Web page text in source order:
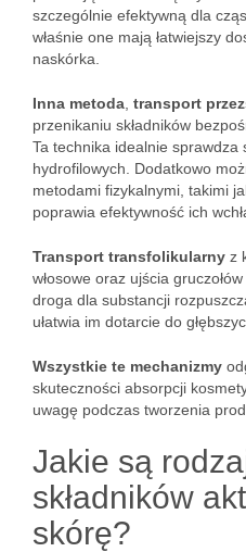
szczególnie efektywną dla
właśnie one mają łatwiejszy
naskórka.
Inna metoda transport
przenikaniu składników
Ta technika idealnie
hydrofilowych. Dodatkowo
metodami fizykalnymi, takimi
poprawia efektywność ich
Transport transfolikularny z
włosowe oraz ujścia
droga dla substancji
ułatwia im dotarcie do
Wszystkie te mechanizmy
skuteczności absorpcji
uwagę podczas tworzenia
Jakie są
składników
skórę?